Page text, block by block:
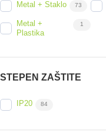
Metal + Staklo 73
Metal +
Plastika
1
STEPEN ZAŠTITE
IP20 84